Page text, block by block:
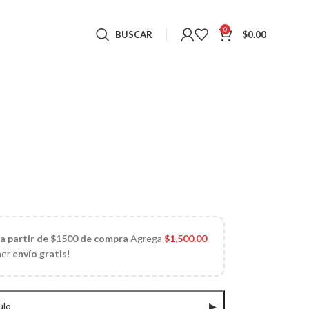
BUSCAR 0 $0.00
partir de $1500 de compra Agrega$1,500.00
envío gratis!
▶